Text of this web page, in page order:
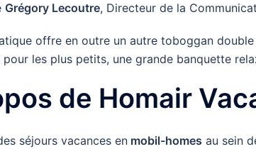
Grégory Lecoutre, Directeur de la
offre en outre un autre toboggan
pour les plus petits, une grande banquette
de Homair
séjours vacances en mobil-homes au sein